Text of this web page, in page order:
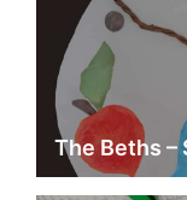
The Beths –